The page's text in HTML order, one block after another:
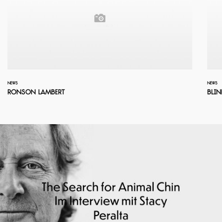
NEWS
Ronson Lambert
NEWS